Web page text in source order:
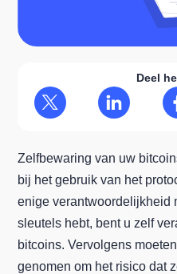
Deel
Zelfbewaring van uw
bij het gebruik van het
enige verantwoordelijkheid
sleutels hebt, bent u zelf
bitcoins. Vervolgens
genomen om het risico dat